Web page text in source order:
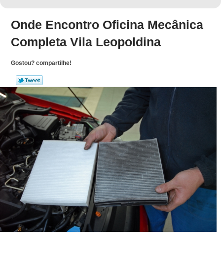
Onde Encontro Oficina Mecânica
Completa Vila Leopoldina
Gostou? compartilhe!